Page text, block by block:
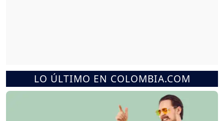
LO ÚLTIMO EN COLOMBIA.COM